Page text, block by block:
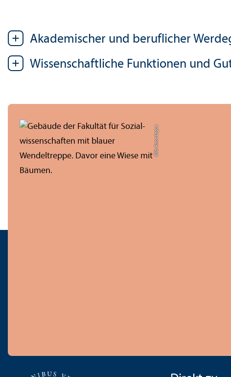
Akademischer und beruflicher
Wissenschaft­liche Funktionen und
Bild: Anna Logue